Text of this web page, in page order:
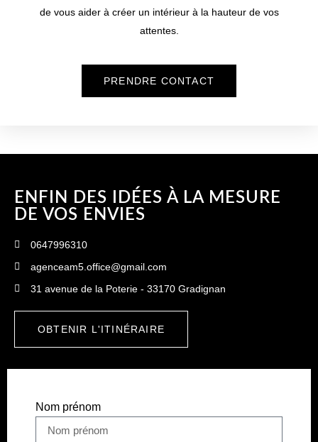
de vous aider à créer un intérieur à la hauteur de vos
attentes.
PRENDRE CONTACT
ENFIN DES IDÉES À LA MESURE
DE VOS ENVIES
0647996310
agenceam5.office@gmail.com
31 avenue de la Poterie - 33170 Gradignan
OBTENIR L'ITINÉRAIRE
Nom prénom